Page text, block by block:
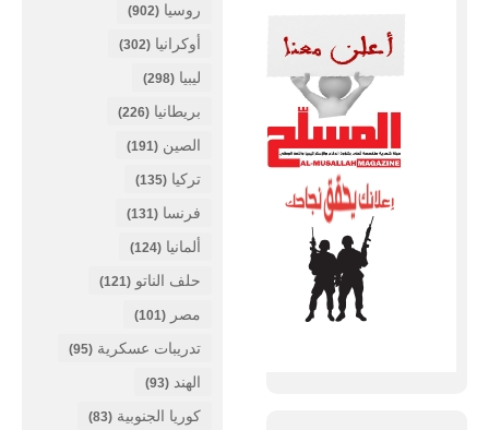
روسيا (902)
أوكرانيا (302)
ليبيا (298)
بريطانيا (226)
الصين (191)
تركيا (135)
فرنسا (131)
ألمانيا (124)
حلف الناتو (121)
مصر (101)
تدريبات عسكرية (95)
الهند (93)
كوريا الجنوبية (83)